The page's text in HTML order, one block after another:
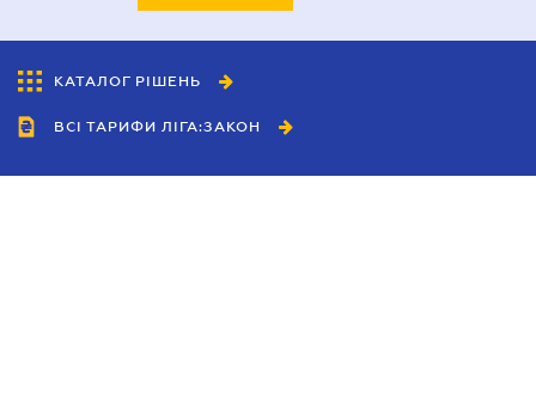
КАТАЛОГ РІШЕНЬ
ВСІ ТАРИФИ ЛІГА:ЗАКОН